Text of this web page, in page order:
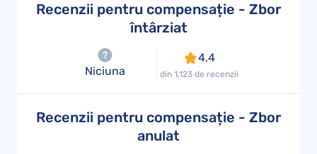
Recenzii pentru compensație - Zbor
întârziat
Niciuna
4.4
din 1,123 de recenzii
Recenzii pentru compensație - Zbor
anulat